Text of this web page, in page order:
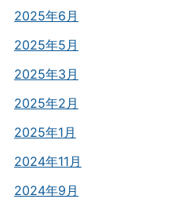
2025年6月
2025年5月
2025年3月
2025年2月
2025年1月
2024年11月
2024年9月